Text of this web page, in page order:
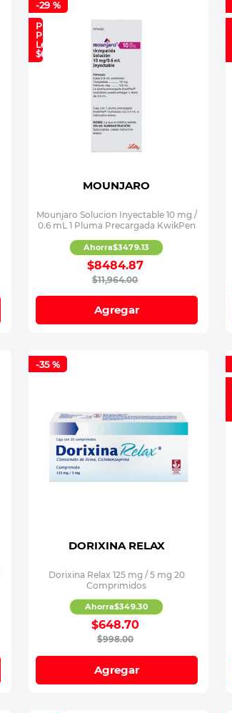
-29 %
Precio
Plan
Lealtad:
$6,690
MOUNJARO
Mounjaro Solucion Inyectable 10 mg /
0.6 mL 1 Pluma Precargada KwikPen
$11,964.00
$8484.87
Ahorra$3479.13
Agregar
-35 %
DORIXINA RELAX
Dorixina Relax 125 mg / 5 mg 20
Comprimidos
$998.00
$648.70
Ahorra$349.30
Agregar